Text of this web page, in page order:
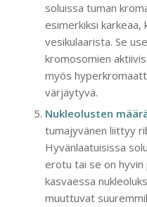
soluissa tuman
esimerkiksi
vesikulaarista. Se
kromosomien
myös
värjäytyvä.
Nukleolusten
tumajyvänen liittyy
Hyvänlaatuisissa
erotu tai se on hyvin
kasvaessa
muuttuvat